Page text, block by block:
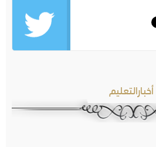
أخبارالتعليم